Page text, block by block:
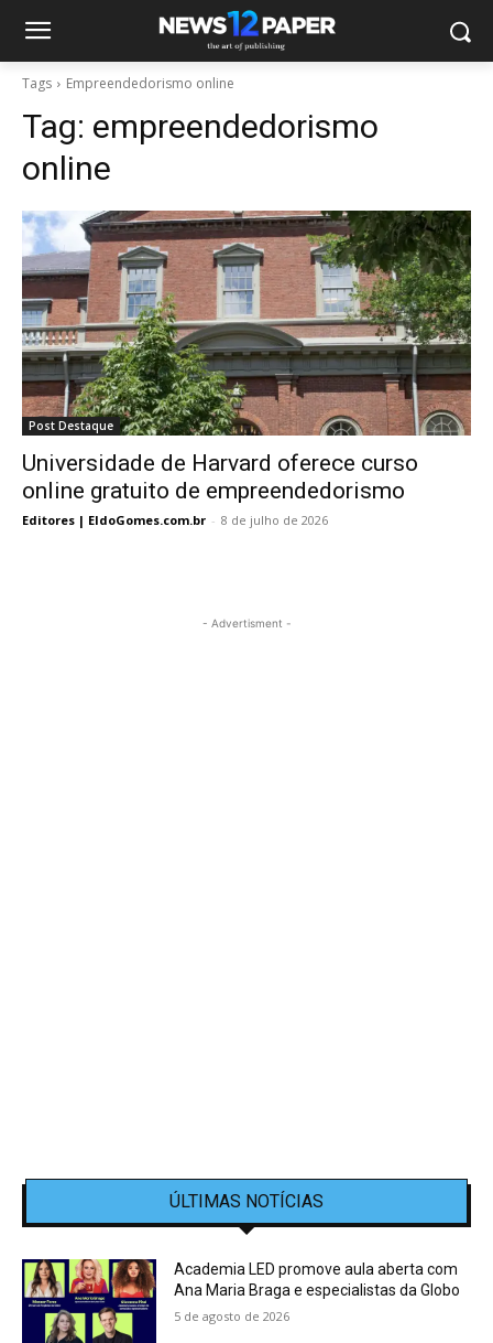
Tags Empreendedorismo online
Tag: empreendedorismo
online
Post Destaque
Universidade de Harvard oferece curso
online gratuito de empreendedorismo
Editores | EldoGomes.com.br - 8 de julho de 2026
- Advertisment -
ÚLTIMAS NOTÍCIAS
Academia LED promove aula aberta com
Ana Maria Braga e especialistas da Globo
5 de agosto de 2026